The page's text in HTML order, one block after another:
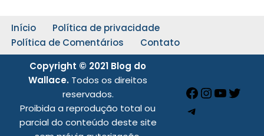
Início
Política de privacidade
Política de Comentários
Contato
Copyright © 2021 Blog do
Wallace. Todos os direitos
reservados.
Proibida a reprodução total ou
parcial do conteúdo deste site